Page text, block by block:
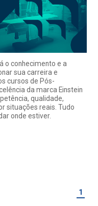
o conhecimento e a
sua carreira e
cursos de Pós-
da marca Einstein
qualidade,
situações reais. Tudo
onde estiver.
1